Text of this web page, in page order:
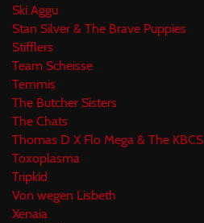
Ski Aggu
Stan Silver & The Brave Puppies
Stifflers
Team Scheisse
Temmis
The Butcher Sisters
The Chats
Thomas D X Flo Mega & The KBCS
Toxoplasma
Tripkid
Von wegen Lisbeth
Xenaia